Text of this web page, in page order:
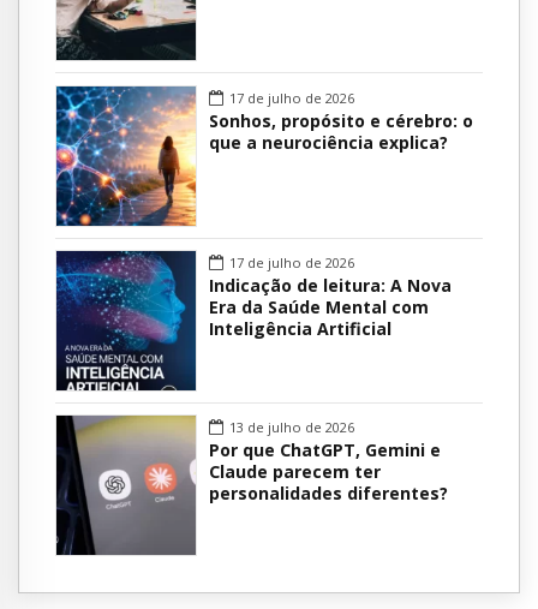
17 de julho de 2026
Sonhos, propósito e cérebro: o
que a neurociência explica?
17 de julho de 2026
Indicação de leitura: A Nova
Era da Saúde Mental com
Inteligência Artificial
13 de julho de 2026
Por que ChatGPT, Gemini e
Claude parecem ter
personalidades diferentes?